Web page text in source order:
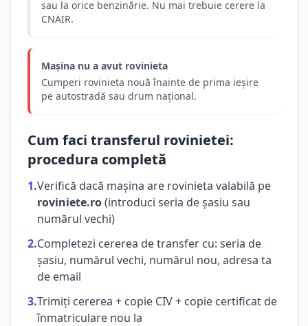
sau la orice benzinărie. Nu mai trebuie cerere la
CNAIR.
Mașina nu a avut rovinieta
Cumperi rovinieta nouă înainte de prima ieșire
pe autostradă sau drum național.
Cum faci transferul rovinietei:
procedura completă
1.Verifică dacă mașina are rovinieta valabilă pe
roviniete.ro(introduci seria de șasiu sau
numărul vechi)
2.Completezi cererea de transfer cu: seria de
șasiu, numărul vechi, numărul nou, adresa ta
de email
3.Trimiți cererea + copie CIV + copie certificat de
înmatriculare nou la